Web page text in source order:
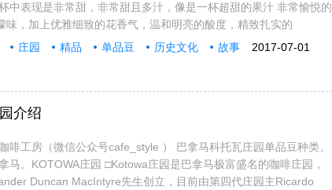
中表现是非常甜，非常甜且多汁，像是一杯超甜的果汁 非常愉悦的
味，加上优雅细致的花香气，温和明亮的酸度，精致扎实的
2017-07-01
庄园 精品 单品豆 历史文化
故事
介绍
啡工房（微信公众号cafe_style ） 巴拿马科托瓦庄园单品豆种类、
马。KOTOWA庄园 □Kotowa庄园是巴拿马极富盛名的咖啡庄园，
Duncan MacIntyre先生创立，目前由第四代庄园主Ricardo